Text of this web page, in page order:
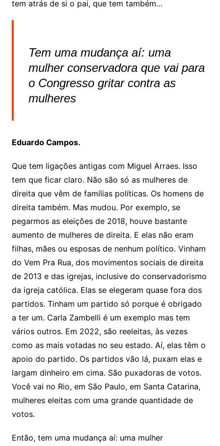
tem atrás de si o pai, que tem também…
Tem uma mudança aí: uma
mulher conservadora que vai para
o Congresso gritar contra as
mulheres
Eduardo Campos.
Que tem ligações antigas com Miguel Arraes. Isso
tem que ficar claro. Não são só as mulheres de
direita que vêm de famílias políticas. Os homens de
direita também. Mas mudou. Por exemplo, se
pegarmos as eleições de 2018, houve bastante
aumento de mulheres de direita. E elas não eram
filhas, mães ou esposas de nenhum político. Vinham
do Vem Pra Rua, dos movimentos sociais de direita
de 2013 e das igrejas, inclusive do conservadorismo
da igreja católica. Elas se elegeram quase fora dos
partidos. Tinham um partido só porque é obrigado
a ter um. Carla Zambelli é um exemplo mas tem
vários outros. Em 2022, são reeleitas, às vezes
como as mais votadas no seu estado. Aí, elas têm o
apoio do partido. Os partidos vão lá, puxam elas e
largam dinheiro em cima. São puxadoras de votos.
Você vai no Rio, em São Paulo, em Santa Catarina,
mulheres eleitas com uma grande quantidade de
votos.
Então, tem uma mudança aí: uma mulher